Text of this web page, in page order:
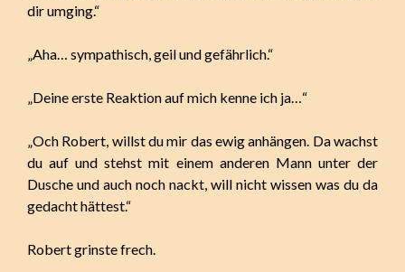
dir umging.“
„Aha… sympathisch, geil und gefährlich.“
„Deine erste Reaktion auf mich kenne ich ja…“
„Och Robert, willst du mir das ewig anhängen. Da wachst
du auf und stehst mit einem anderen Mann unter der
Dusche und auch noch nackt, will nicht wissen was du da
gedacht hättest.“
Robert grinste frech.